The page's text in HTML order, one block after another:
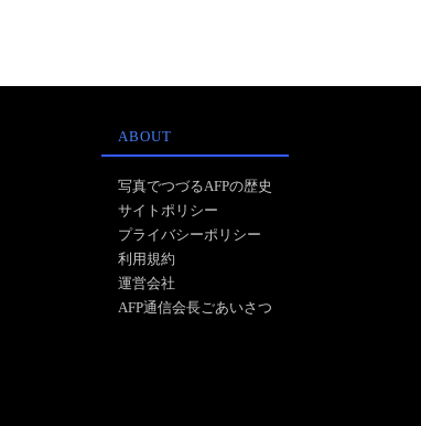
ABOUT
写真でつづるAFPの歴史
サイトポリシー
プライバシーポリシー
利用規約
運営会社
AFP通信会長ごあいさつ